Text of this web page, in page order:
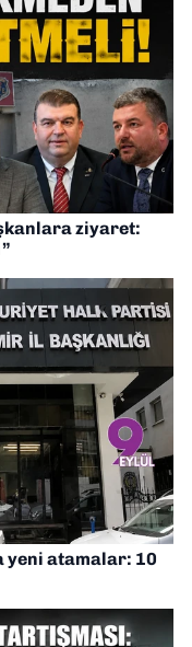
ziyaret:
yeni atamalar: 10